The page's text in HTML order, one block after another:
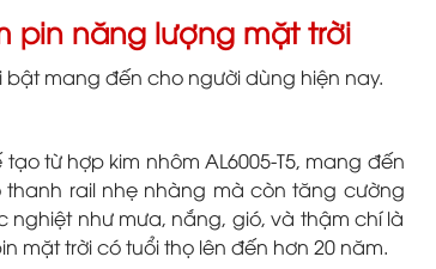
pin năng lượng mặt trời
bật mang đến cho người dùng hiện nay.
từ hợp kim nhôm AL6005-T5, mang đến
rail nhẹ nhàng mà còn tăng cường
như mưa, nắng, gió, và thậm chí là
mặt trời có tuổi thọ lên đến hơn 20 năm.